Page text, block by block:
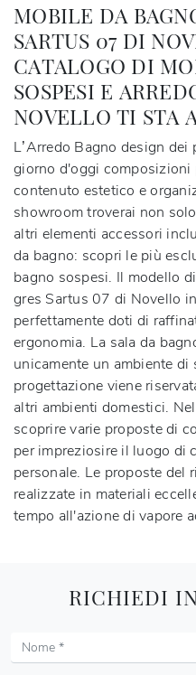
MOBILE DA
SARTUS 07 DI
CATALOGO DI
SOSPESI E
NOVELLO TI STA
L’Arredo Bagno design
giorno d'oggi composizioni
contenuto estetico e
showroom troverai non
altri elementi accessori
da bagno: scopri le più
bagno sospesi. Il modello
gres Sartus 07 di Novello
perfettamente doti di
ergonomia. La sala da
unicamente un ambiente di
progettazione viene
altri ambienti domestici.
scoprire varie proposte di
per impreziosire il luogo di
personale. Le proposte del
realizzate in materiali
tempo all'azione di vapore
RICHIEDI